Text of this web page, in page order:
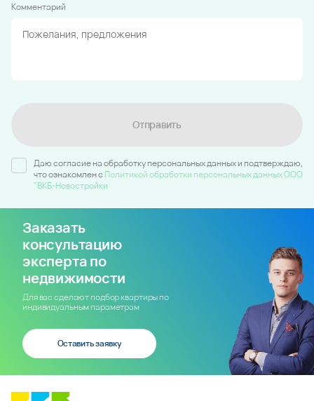
Комментарий
Отправить
Даю согласие на обработку персональных данных и подтверждаю,
что ознакомлен c Политикой обработки персональных данных ООО
"ВКБ-Новостройки
Заказать
консультацию
эксперта по
недвижимости
Для вас сделают подбор квартиры по
индивидуальным параметрам
Оставить заявку